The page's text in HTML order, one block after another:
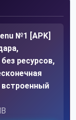
№1 [APK]
ресурсов,